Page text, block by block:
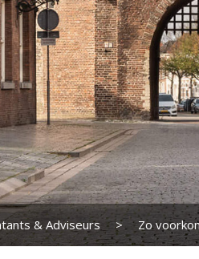
& Adviseurs > Zo